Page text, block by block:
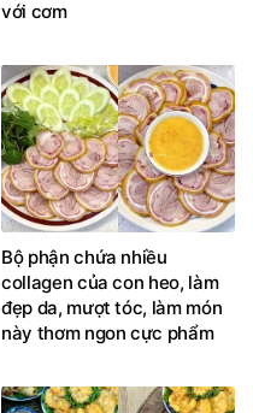
với cơm
Bộ phận chứa nhiều
collagen của con heo, làm
đẹp da, mượt tóc, làm món
này thơm ngon cực phẩm